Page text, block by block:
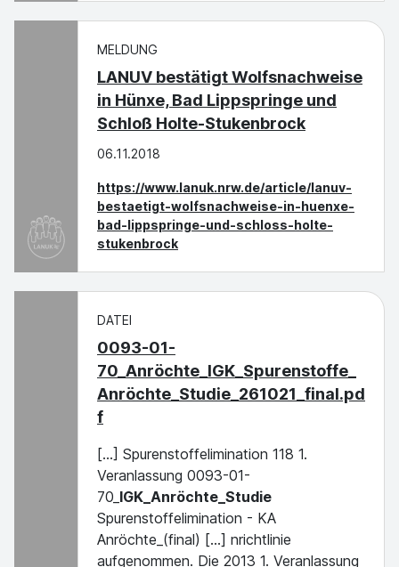
MELDUNG
LANUV bestätigt Wolfsnachweise
in Hünxe, Bad Lippspringe und
Schloß Holte-Stukenbrock
06.11.2018
https://www.lanuk.nrw.de/article/lanuv-
bestaetigt-wolfsnachweise-in-huenxe-
bad-lippspringe-und-schloss-holte-
stukenbrock
DATEI
0093-01-
70_Anröchte_IGK_Spurenstoffe_
Anröchte_Studie_261021_final.pd
f
[...] Spurenstoffelimination 118 1.
Veranlassung 0093-01-
70_ IGK_Anröchte_Studie
Spurenstoffelimination - KA
Anröchte_(final) [...] nrichtlinie
aufgenommen. Die 2013 1. Veranlassung